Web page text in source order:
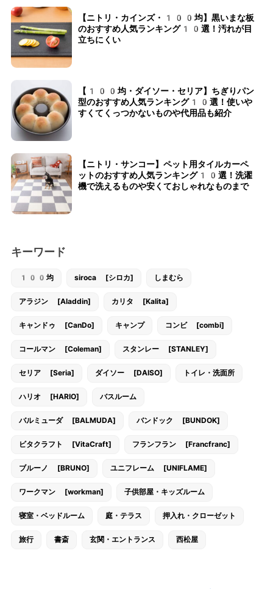
【ニトリ・カインズ・100均】黒いまな板
のおすすめ人気ランキング10選！汚れが目
立ちにくい
【100均・ダイソー・セリア】ちぎりパン
型のおすすめ人気ランキング10選！使いや
すくてくっつかないものや代用品も紹介
【ニトリ・サンコー】ペット用タイルカーペ
ットのおすすめ人気ランキング10選！洗濯
機で洗えるものや安くておしゃれなものまで
キーワード
100均 siroca [シロカ] しまむら
アラジン [Aladdin] カリタ [Kalita]
キャンドゥ [CanDo] キャンプ コンビ [combi]
コールマン [Coleman] スタンレー [STANLEY]
セリア [Seria] ダイソー [DAISO] トイレ・洗面所
ハリオ [HARIO] バスルーム
バルミューダ [BALMUDA] バンドック [BUNDOK]
ビタクラフト [VitaCraft] フランフラン [Francfranc]
ブルーノ [BRUNO] ユニフレーム [UNIFLAME]
ワークマン [workman] 子供部屋・キッズルーム
寝室・ベッドルーム 庭・テラス 押入れ・クローゼット
旅行 書斎 玄関・エントランス 西松屋